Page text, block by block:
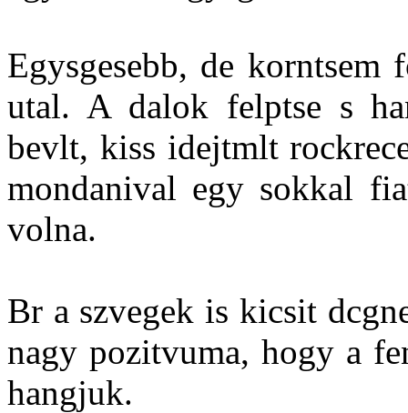
Egysgesebb, de
utal. A dalok felptse s
bevlt, kiss idejtmlt
mondanival egy sokkal
volna.
Br a szvegek is kicsit
nagy pozitvuma, hogy a
hangjuk.